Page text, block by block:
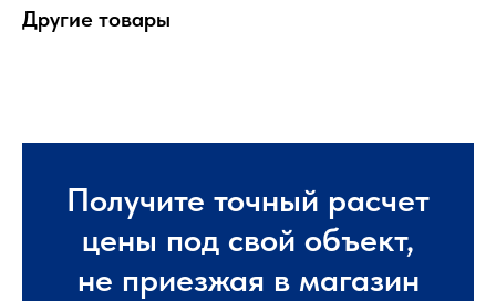
Другие товары
Получите точный расчет
цены под свой объект,
не приезжая в магазин